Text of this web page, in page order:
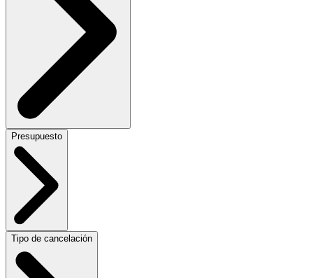
Presupuesto
Tipo de cancelación